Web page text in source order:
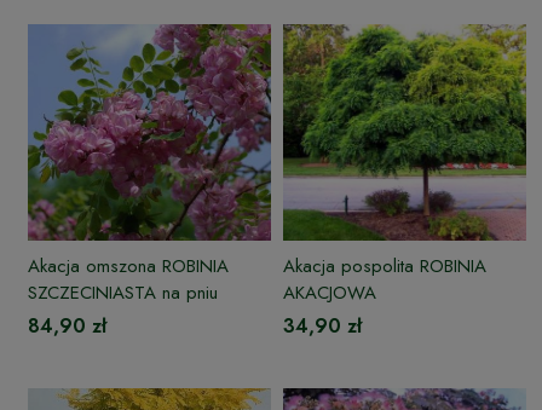
Akacja omszona ROBINIA
SZCZECINIASTA na pniu
84,90 zł
Akacja pospolita ROBINIA
AKACJOWA
34,90 zł